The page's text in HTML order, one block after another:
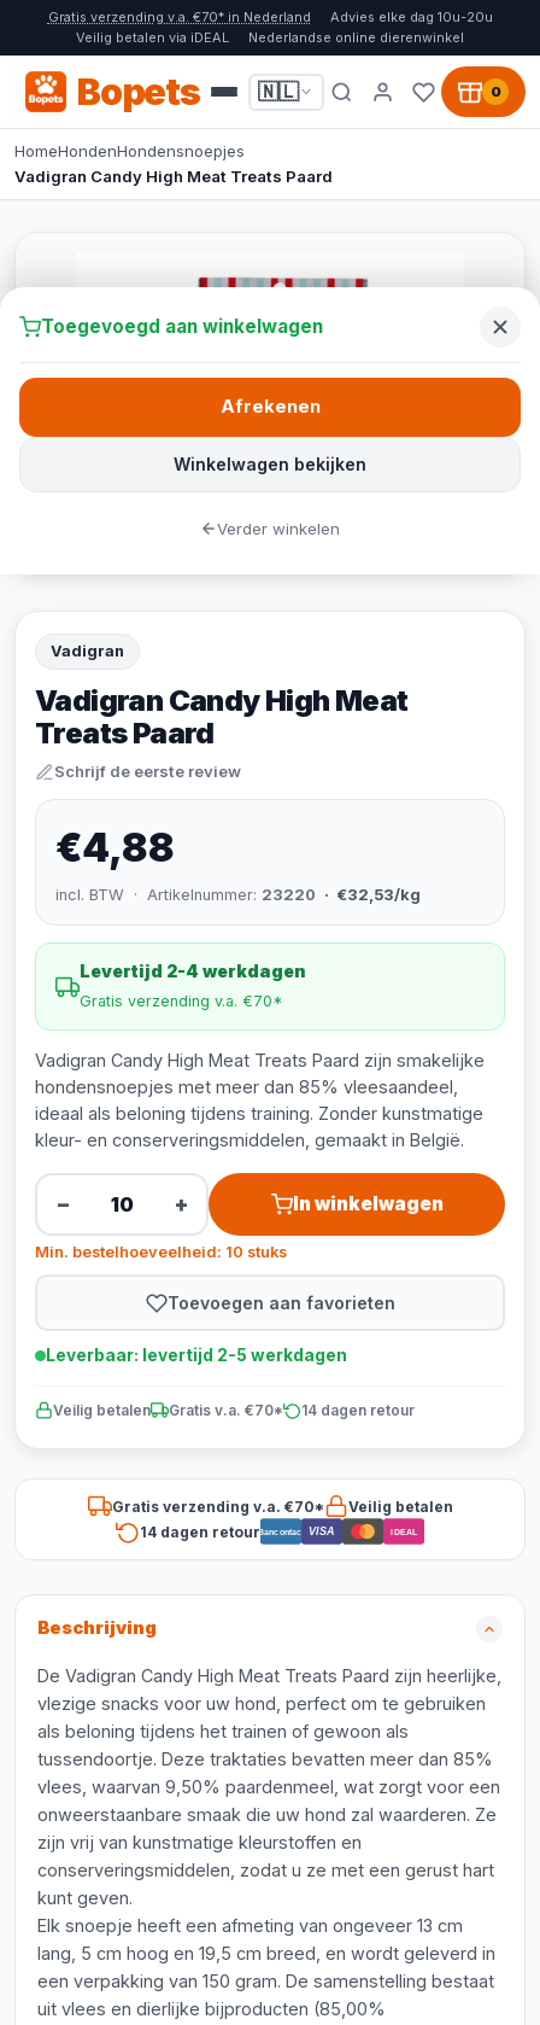
Gratis verzending v.a. €70* in Nederland
Advies elke dag 10u-20u
Veilig betalen via iDEAL
Nederlandse online dierenwinkel
Bopets 🇳🇱 0
HomeHondenHondensnoepjes
Vadigran Candy High Meat Treats Paard
Vadigran
Vadigran Candy High Meat
Treats Paard
Schrijf de eerste review
€4,88
incl. BTW · Artikelnummer: 23220 · €32,53/kg
Levertijd 2-4 werkdagen
Gratis verzending v.a. €70*
Vadigran Candy High Meat Treats Paard zijn smakelijke
hondensnoepjes met meer dan 85% vleesaandeel,
ideaal als beloning tijdens training. Zonder kunstmatige
kleur- en conserveringsmiddelen, gemaakt in België.
− + In winkelwagen
Min. bestelhoeveelheid: 10 stuks
Toevoegen aan favorieten
Leverbaar: levertijd 2-5 werkdagen
Veilig betalen Gratis v.a. €70* 14 dagen retour
Gratis verzending v.a. €70*
Veilig betalen
14 dagen retourBancontact VISA iDEAL
Beschrijving
De Vadigran Candy High Meat Treats Paard zijn heerlijke,
vlezige snacks voor uw hond, perfect om te gebruiken
als beloning tijdens het trainen of gewoon als
tussendoortje. Deze traktaties bevatten meer dan 85%
vlees, waarvan 9,50% paardenmeel, wat zorgt voor een
onweerstaanbare smaak die uw hond zal waarderen. Ze
zijn vrij van kunstmatige kleurstoffen en
conserveringsmiddelen, zodat u ze met een gerust hart
kunt geven.
Elk snoepje heeft een afmeting van ongeveer 13 cm
lang, 5 cm hoog en 19,5 cm breed, en wordt geleverd in
een verpakking van 150 gram. De samenstelling bestaat
uit vlees en dierlijke bijproducten (85,00%
Toegevoegd aan winkelwagen
Winkelwagen bekijken
Afrekenen
Verder winkelen